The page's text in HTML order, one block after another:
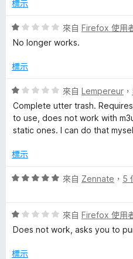
標示
評
價
分
滿
分
5
分
來自 Firefox 使用
No longer works.
標示
評
價
1
分
滿
5
來自 Lempereur ，
Complete utter trash.
to use, does not work with
static ones. I can do that
標示
評
分
，
分
來自 Zennate ， 5
評
價
分
來自 Firefox 使用
Does not work, asks you to
標示